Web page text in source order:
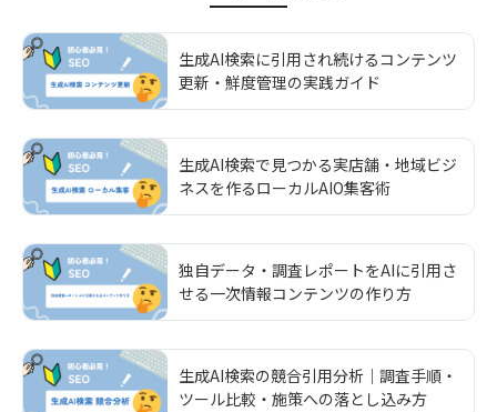
生成AI検索に引用され続けるコンテンツ
更新・鮮度管理の実践ガイド
生成AI検索で見つかる実店舗・地域ビジ
ネスを作るローカルAIO集客術
独自データ・調査レポートをAIに引用さ
せる一次情報コンテンツの作り方
生成AI検索の競合引用分析｜調査手順・
ツール比較・施策への落とし込み方